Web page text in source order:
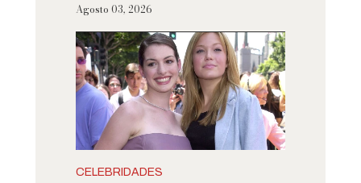
Agosto 03, 2026
CELEBRIDADES